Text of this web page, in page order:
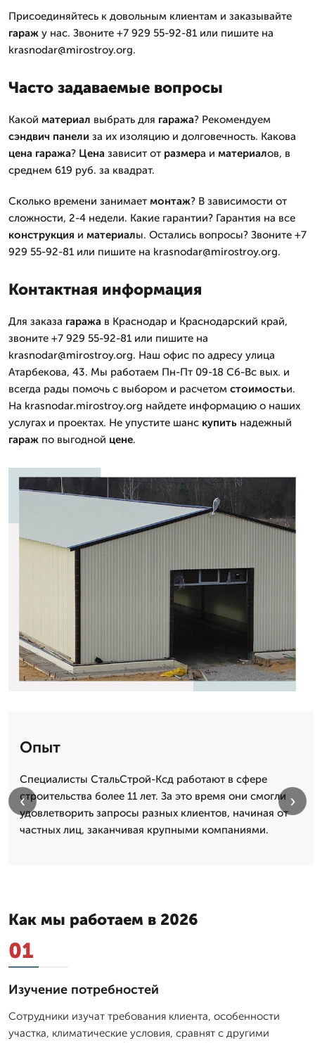
Присоединяйтесь к довольным клиентам и заказывайте
гараж у нас. Звоните +7 929 55-92-81 или пишите на
krasnodar@mirostroy.org.
Часто задаваемые вопросы
Какой материал выбрать для гаража? Рекомендуем
сэндвич панели за их изоляцию и долговечность. Какова
цена гаража? Цена зависит от размера и материалов, в
среднем 619 руб. за квадрат.
Сколько времени занимает монтаж? В зависимости от
сложности, 2-4 недели. Какие гарантии? Гарантия на все
конструкция и материалы. Остались вопросы? Звоните +7
929 55-92-81 или пишите на krasnodar@mirostroy.org.
Контактная информация
Для заказа гаража в Краснодар и Краснодарский край,
звоните +7 929 55-92-81 или пишите на
krasnodar@mirostroy.org. Наш офис по адресу улица
Атарбекова, 43. Мы работаем Пн-Пт 09-18 Сб-Вс вых. и
всегда рады помочь с выбором и расчетом стоимостьи.
На krasnodar.mirostroy.org найдете информацию о наших
услугах и проектах. Не упустите шанс купить надежный
гараж по выгодной цене.
Опыт
Специалисты СтальСтрой-Ксд работают в сфере
строительства более 11 лет. За это время они смогли
удовлетворить запросы разных клиентов, начиная от
частных лиц, заканчивая крупными компаниями.
‹ ›
Как мы работаем в 2026
01
Изучение потребностей
Сотрудники изучат требования клиента, особенности
участка, климатические условия, сравнят с другими